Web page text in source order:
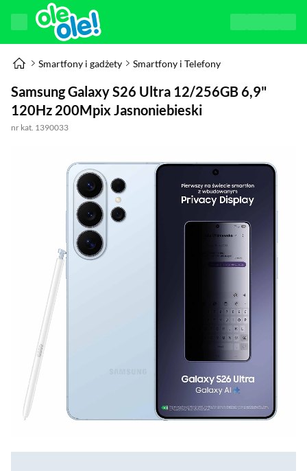
Smartfony i gadżety Smartfony i Telefony
Samsung Galaxy S26 Ultra 12/256GB 6,9"
120Hz 200Mpix Jasnoniebieski
nr kat. 1390033